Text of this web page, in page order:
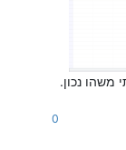
משהו נכון.
0